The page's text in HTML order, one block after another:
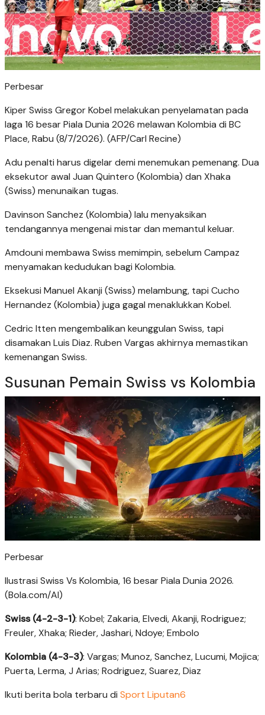
Perbesar
Kiper Swiss Gregor Kobel melakukan penyelamatan pada
laga 16 besar Piala Dunia 2026 melawan Kolombia di BC
Place, Rabu (8/7/2026). (AFP/Carl Recine)
Adu penalti harus digelar demi menemukan pemenang. Dua
eksekutor awal Juan Quintero (Kolombia) dan Xhaka
(Swiss) menunaikan tugas.
Davinson Sanchez (Kolombia) lalu menyaksikan
tendangannya mengenai mistar dan memantul keluar.
Amdouni membawa Swiss memimpin, sebelum Campaz
menyamakan kedudukan bagi Kolombia.
Eksekusi Manuel Akanji (Swiss) melambung, tapi Cucho
Hernandez (Kolombia) juga gagal menaklukkan Kobel.
Cedric Itten mengembalikan keunggulan Swiss, tapi
disamakan Luis Diaz. Ruben Vargas akhirnya memastikan
kemenangan Swiss.
Susunan Pemain Swiss vs Kolombia
Perbesar
Ilustrasi Swiss Vs Kolombia, 16 besar Piala Dunia 2026.
(Bola.com/AI)
Swiss (4-2-3-1): Kobel; Zakaria, Elvedi, Akanji, Rodriguez;
Freuler, Xhaka; Rieder, Jashari, Ndoye; Embolo
Kolombia (4-3-3): Vargas; Munoz, Sanchez, Lucumi, Mojica;
Puerta, Lerma, J Arias; Rodriguez, Suarez, Diaz
Ikuti berita bola terbaru di Sport Liputan6